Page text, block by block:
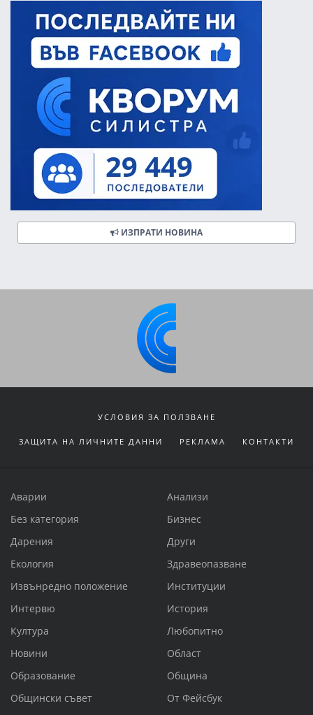
ИЗПРАТИ НОВИНА
УСЛОВИЯ ЗА ПОЛЗВАНЕ
ЗАЩИТА НА ЛИЧНИТЕ ДАННИ РЕКЛАМА КОНТАКТИ
Аварии
Анализи
Без категория
Бизнес
Дарения
Други
Екология
Здравеопазване
Извънредно положение
Институции
Интервю
История
Култура
Любопитно
Новини
Област
Образование
Община
Общински съвет
От Фейсбук